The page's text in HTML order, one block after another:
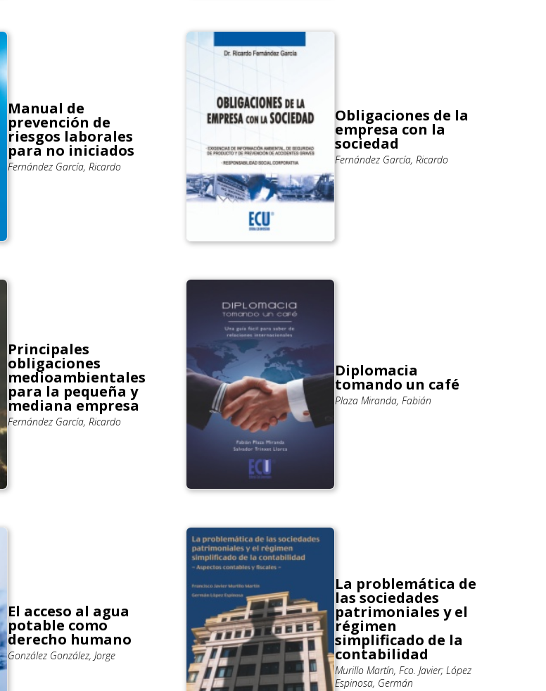
Manual de
prevención de
riesgos laborales
para no iniciados
Fernández García, Ricardo
Obligaciones de la
empresa con la
sociedad
Fernández García, Ricardo
Principales
obligaciones
medioambientales
para la pequeña y
mediana empresa
Fernández García, Ricardo
Diplomacia
tomando un café
Plaza Miranda, Fabián
El acceso al agua
potable como
derecho humano
González González, Jorge
La problemática de
las sociedades
patrimoniales y el
régimen
simplificado de la
contabilidad
Murillo Martín, Fco. Javier; López
Espinosa, Germán